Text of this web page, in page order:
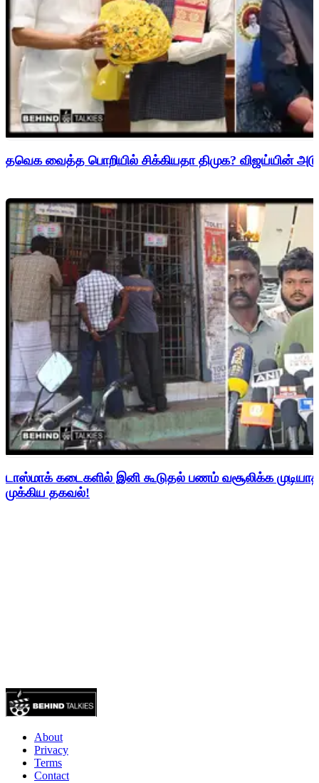
தவெக வைத்த பொறியில் சிக்கியதா திமுக? விஜய்யின்
டாஸ்மாக் கடைகளில் இனி கூடுதல் பணம் வசூலிக்க
முக்கிய தகவல்!
About
Privacy
Terms
Contact